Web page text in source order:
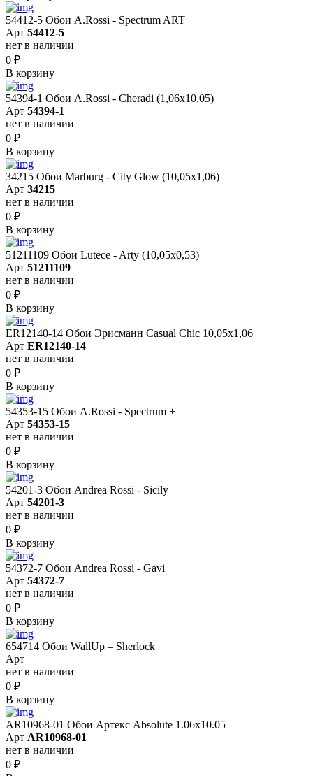
54412-5 Обои A.Rossi - Spectrum ART
Арт 54412-5
нет в наличии
0 ₽
В корзину
54394-1 Обои A.Rossi - Cheradi (1,06x10,05)
Арт 54394-1
нет в наличии
0 ₽
В корзину
34215 Обои Marburg - City Glow (10,05x1,06)
Арт 34215
нет в наличии
0 ₽
В корзину
51211109 Обои Lutece - Arty (10,05x0,53)
Арт 51211109
нет в наличии
0 ₽
В корзину
ER12140-14 Обои Эрисманн Casual Chic 10,05x1,06
Арт ER12140-14
нет в наличии
0 ₽
В корзину
54353-15 Обои A.Rossi - Spectrum +
Арт 54353-15
нет в наличии
0 ₽
В корзину
54201-3 Обои Andrea Rossi - Sicily
Арт 54201-3
нет в наличии
0 ₽
В корзину
54372-7 Обои Andrea Rossi - Gavi
Арт 54372-7
нет в наличии
0 ₽
В корзину
654714 Обои WallUp – Sherlock
Арт
нет в наличии
0 ₽
В корзину
AR10968-01 Обои Артекс Absolute 1.06x10.05
Арт AR10968-01
нет в наличии
0 ₽